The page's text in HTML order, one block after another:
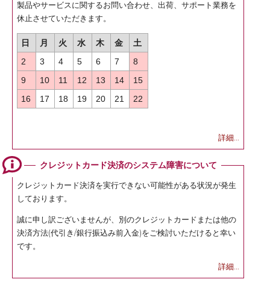
製品やサービスに関するお問い合わせ、出荷、サポート業務を
休止させていただきます。
日 月 火 水 木 金
土
2
3 4 5 6 7
8
9
10 11 12 13 14
15
16
17 18 19 20 21 22
詳細...
クレジットカード決済のシステム障害について
クレジットカード決済を実行できない可能性がある状況が発生
しております。
誠に申し訳ございませんが、別のクレジットカードまたは他の
決済方法(代引き/銀行振込み前入金)をご検討いただけると幸い
です。
詳細...